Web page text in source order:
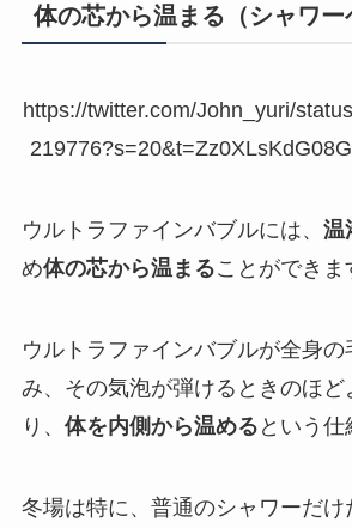
体の芯から温まる（シャワー
https://twitter.com/John_yuri/
ウルトラファインバブルには、 温
め体の芯から温まることができま
ウルトラファインバブルが全身の
み、その気泡が弾けるときのほど
り、 体を内側から温める という仕
冬場は特に、普通のシャワーだけ